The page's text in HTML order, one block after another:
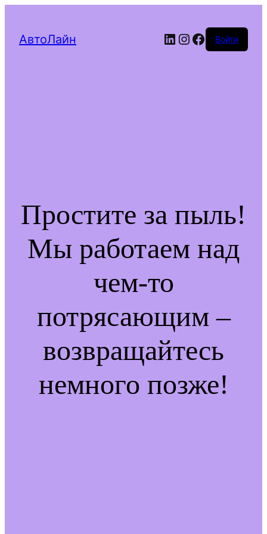
АвтоЛайн LinkedIn
Instagram
Facebook
Войти
Простите за пыль!
Мы работаем над
чем-то
потрясающим –
возвращайтесь
немного позже!